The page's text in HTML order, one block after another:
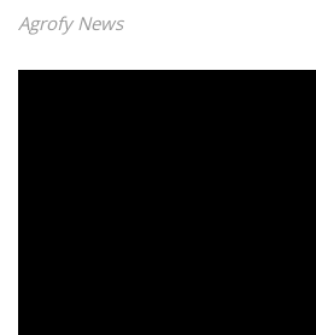
Agrofy News